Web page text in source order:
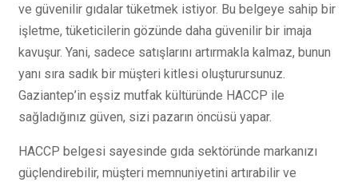
ve güvenilir gıdalar tüketmek istiyor. Bu belgeye sahip bir
işletme, tüketicilerin gözünde daha güvenilir bir imaja
kavuşur. Yani, sadece satışlarını artırmakla kalmaz, bunun
yanı sıra sadık bir müşteri kitlesi oluşturursunuz.
Gaziantep’in eşsiz mutfak kültüründe HACCP ile
sağladığınız güven, sizi pazarın öncüsü yapar.
HACCP belgesi sayesinde gıda sektöründe markanızı
güçlendirebilir, müşteri memnuniyetini artırabilir ve